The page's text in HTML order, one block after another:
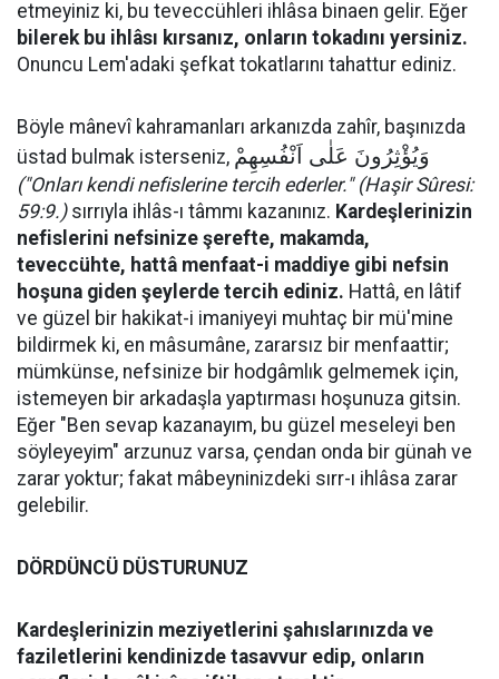
etmeyiniz ki, bu teveccühleri ihlâsa binaen gelir. Eğer
bilerek bu ihlâsı kırsanız, onların tokadını yersiniz.
Onuncu Lem'adaki şefkat tokatlarını tahattur ediniz.
Böyle mânevî kahramanları arkanızda zahîr, başınızda
üstad bulmak isterseniz, وَيُؤْثِرُونَ عَلٰى اَنْفُسِهِمْ
("Onları kendi nefislerine tercih ederler." (Haşir Sûresi:
59:9.)sırrıyla ihlâs-ı tâmmı kazanınız. Kardeşlerinizin
nefislerini nefsinize şerefte, makamda,
teveccühte, hattâ menfaat-i maddiye gibi nefsin
hoşuna giden şeylerde tercih ediniz. Hattâ, en lâtif
ve güzel bir hakikat-i imaniyeyi muhtaç bir mü'mine
bildirmek ki, en mâsumâne, zararsız bir menfaattir;
mümkünse, nefsinize bir hodgâmlık gelmemek için,
istemeyen bir arkadaşla yaptırması hoşunuza gitsin.
Eğer "Ben sevap kazanayım, bu güzel meseleyi ben
söyleyeyim" arzunuz varsa, çendan onda bir günah ve
zarar yoktur; fakat mâbeyninizdeki sırr-ı ihlâsa zarar
gelebilir.
DÖRDÜNCÜ DÜSTURUNUZ
Kardeşlerinizin meziyetlerini şahıslarınızda ve
faziletlerini kendinizde tasavvur edip, onların